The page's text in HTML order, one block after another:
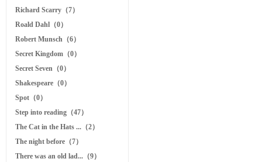
Richard Scarry（7）
Roald Dahl（0）
Robert Munsch（6）
Secret Kingdom（0）
Secret Seven（0）
Shakespeare（0）
Spot（0）
Step into reading（47）
The Cat in the Hats ...（2）
The night before（7）
There was an old lad...（9）